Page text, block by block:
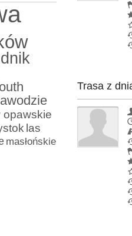
opawskie
las
masłońskie
Trasa z